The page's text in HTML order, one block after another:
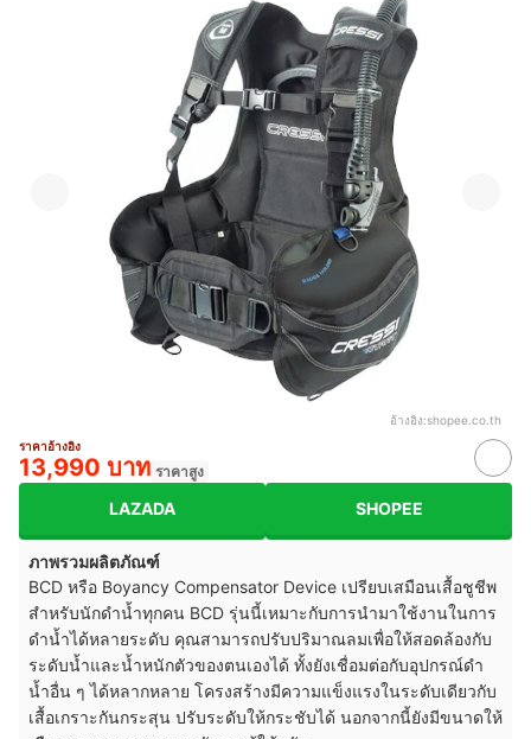
อ้างอิง:shopee.co.th
ราคาอ้างอิง
13,990 บาท ราคาสูง
LAZADA SHOPEE
ภาพรวมผลิตภัณฑ์
BCD หรือ Boyancy Compensator Device เปรียบเสมือนเสื้อชูชีพ
สำหรับนักดำน้ำทุกคน BCD รุ่นนี้เหมาะกับการนำมาใช้งานในการ
ดำน้ำได้หลายระดับ คุณสามารถปรับปริมาณลมเพื่อให้สอดล้องกับ
ระดับน้ำและน้ำหนักตัวของตนเองได้ ทั้งยังเชื่อมต่อกับอุปกรณ์ดำ
น้ำอื่น ๆ ได้หลากหลาย โครงสร้างมีความแข็งแรงในระดับเดียวกับ
เสื้อเกราะกันกระสุน ปรับระดับให้กระชับได้ นอกจากนี้ยังมีขนาดให้